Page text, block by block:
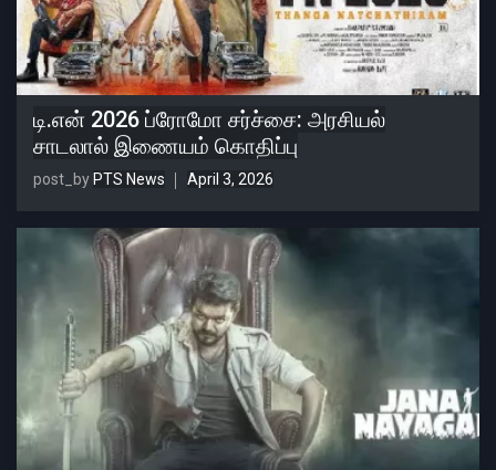
டி.என் 2026 ப்ரோமோ சர்ச்சை: அரசியல்
சாடலால் இணையம் கொதிப்பு
post_by PTS News April 3, 2026